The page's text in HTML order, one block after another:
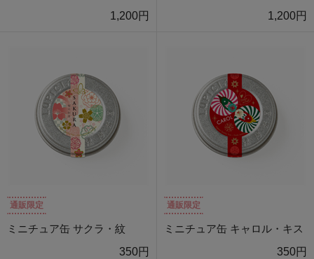
1,200円
1,200円
通販限定
ミニチュア缶 サクラ・紋
350円
通販限定
ミニチュア缶 キャロル・キス
350円